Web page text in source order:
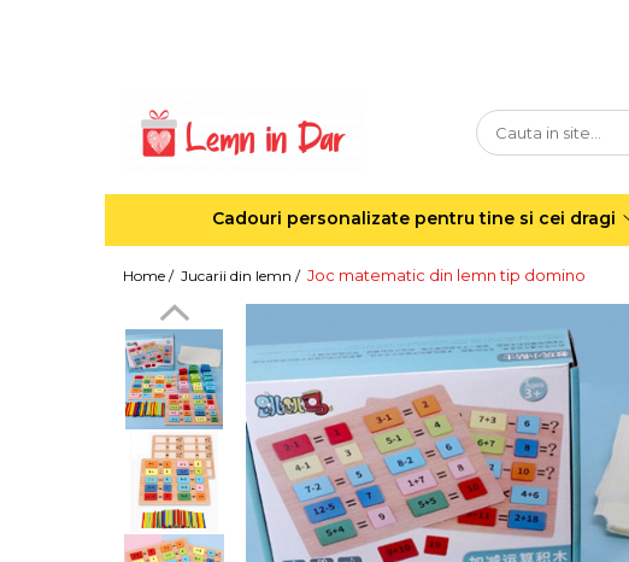
Agende din lemn
Decoratiuni cu lumina
Decoratiuni pentru cei dragi
Decoratiuni cu peisaje de iarna
Sosete de Craciun
Magneti de Craciun
Jucarii din lemn
Cercei din lemn
Cadouri personalizate pentru tine si cei dragi
Home / Jucarii din lemn / Joc matematic din lemn tip domino